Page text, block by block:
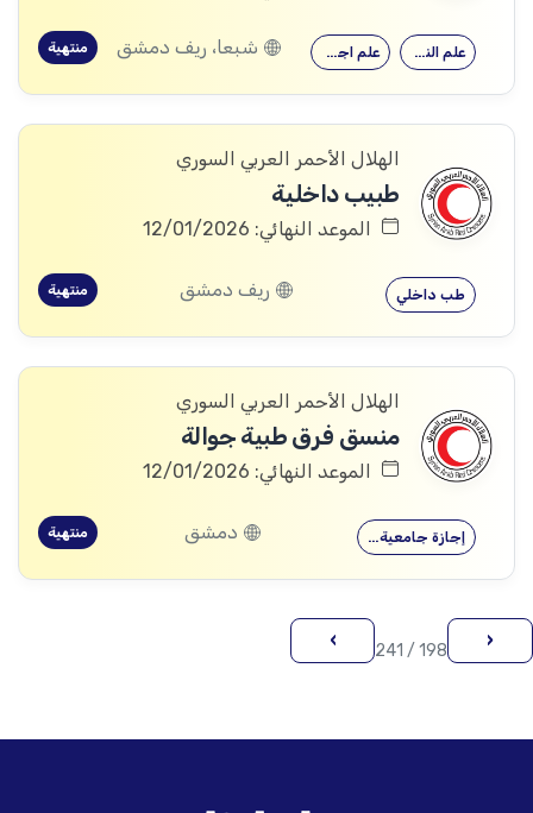
علم اجتماع علم النفس شبعا، ريف دمشق منتهية
الهلال الأحمر العربي السوري
طبيب داخلية
الموعد النهائي: 12/01/2026
طب داخلي ريف دمشق منتهية
الهلال الأحمر العربي السوري
منسق فرق طبية جوالة
الموعد النهائي: 12/01/2026
إجازة جامعية… دمشق منتهية
‹
198 / 241
›